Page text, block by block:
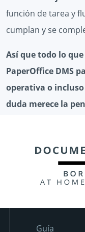
función de tarea y
cumplan y se
Así que todo lo
PaperOffice DMS
operativa o
duda merece la
Guía